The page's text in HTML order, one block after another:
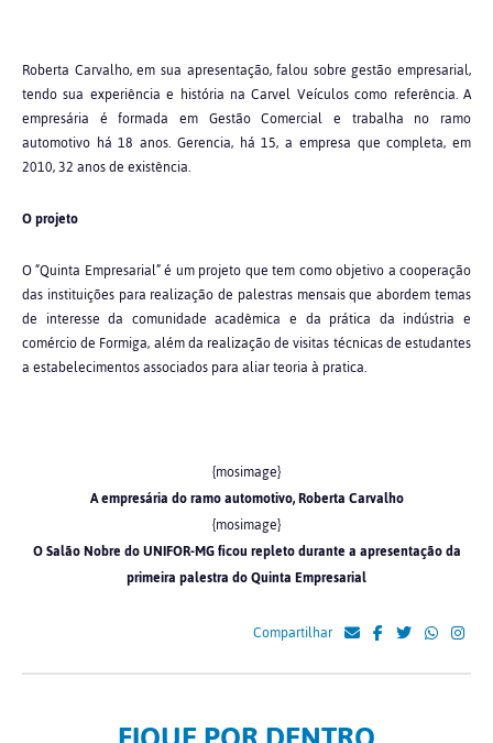
Roberta Carvalho, em sua apresentação, falou sobre gestão empresarial,
tendo sua experiência e história na Carvel Veículos como referência. A
empresária é formada em Gestão Comercial e trabalha no ramo
automotivo há 18 anos. Gerencia, há 15, a empresa que completa, em
2010, 32 anos de existência.
O projeto
O “Quinta Empresarial” é um projeto que tem como objetivo a cooperação
das instituições para realização de palestras mensais que abordem temas
de interesse da comunidade acadêmica e da prática da indústria e
comércio de Formiga, além da realização de visitas técnicas de estudantes
a estabelecimentos associados para aliar teoria à pratica.
{mosimage}
A empresária do ramo automotivo, Roberta Carvalho
{mosimage}
O Salão Nobre do UNIFOR-MG ficou repleto durante a apresentação da
primeira palestra do Quinta Empresarial
Compartilhar